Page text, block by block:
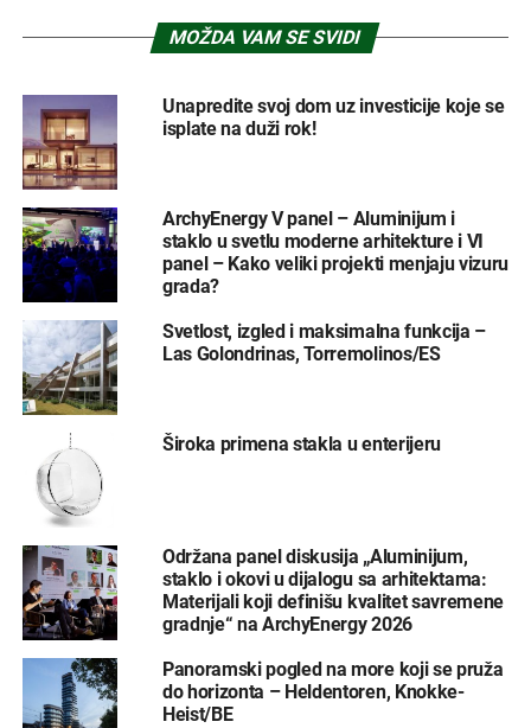
MOŽDA VAM SE SVIDI
Unapredite svoj dom uz investicije koje se
isplate na duži rok!
ArchyEnergy V panel – Aluminijum i
staklo u svetlu moderne arhitekture i VI
panel – Kako veliki projekti menjaju vizuru
grada?
Svetlost, izgled i maksimalna funkcija –
Las Golondrinas, Torremolinos/ES
Široka primena stakla u enterijeru
Održana panel diskusija „Aluminijum,
staklo i okovi u dijalogu sa arhitektama:
Materijali koji definišu kvalitet savremene
gradnje“ na ArchyEnergy 2026
Panoramski pogled na more koji se pruža
do horizonta – Heldentoren, Knokke-
Heist/BE